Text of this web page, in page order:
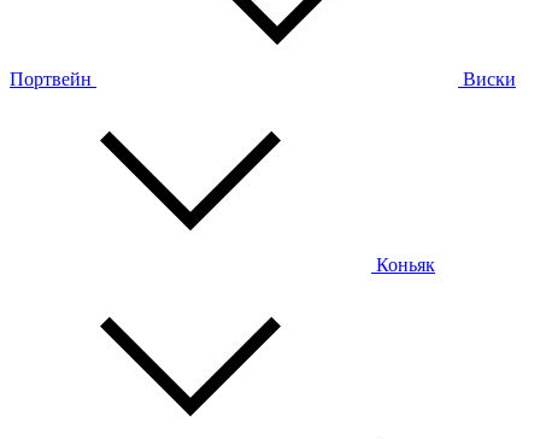
Портвейн Виски
Коньяк